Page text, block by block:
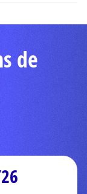
de